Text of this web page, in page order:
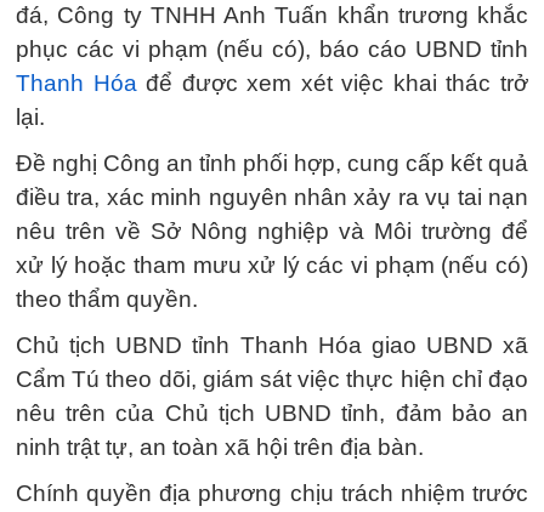
đá, Công ty TNHH Anh Tuấn khẩn trương khắc
phục các vi phạm (nếu có), báo cáo UBND tỉnh
Thanh Hóa để được xem xét việc khai thác trở
lại.
Đề nghị Công an tỉnh phối hợp, cung cấp kết quả
điều tra, xác minh nguyên nhân xảy ra vụ tai nạn
nêu trên về Sở Nông nghiệp và Môi trường để
xử lý hoặc tham mưu xử lý các vi phạm (nếu có)
theo thẩm quyền.
Chủ tịch UBND tỉnh Thanh Hóa giao UBND xã
Cẩm Tú theo dõi, giám sát việc thực hiện chỉ đạo
nêu trên của Chủ tịch UBND tỉnh, đảm bảo an
ninh trật tự, an toàn xã hội trên địa bàn.
Chính quyền địa phương chịu trách nhiệm trước